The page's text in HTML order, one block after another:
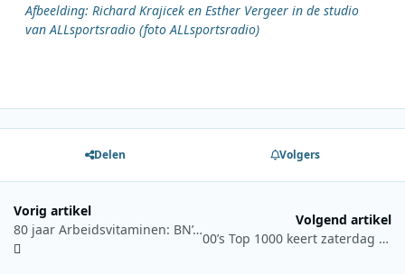
Afbeelding: Richard Krajicek en Esther Vergeer in de studio
van ALLsportsradio (foto ALLsportsradio)
Delen Volgers
Vorig artikel
80 jaar Arbeidsvitaminen: BN’ers testen hun muziekkennis in quiz
Volgend artikel
00’s Top 1000 keert zaterdag terug op Radio 538